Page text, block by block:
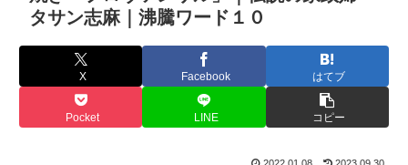
タサン志麻｜沸騰ワード１０
X Facebook はてブ
Pocket LINE コピー